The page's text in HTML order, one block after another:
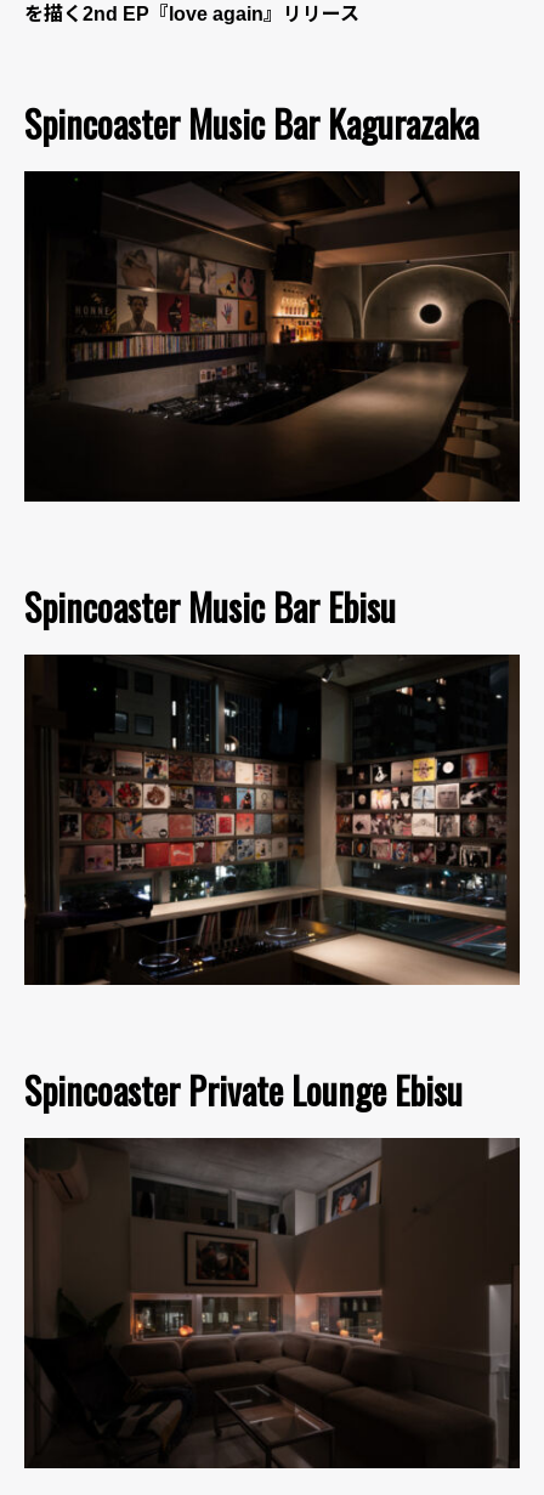
を描く2nd EP『love again』リリース
Spincoaster Music Bar Kagurazaka
Spincoaster Music Bar Ebisu
Spincoaster Private Lounge Ebisu